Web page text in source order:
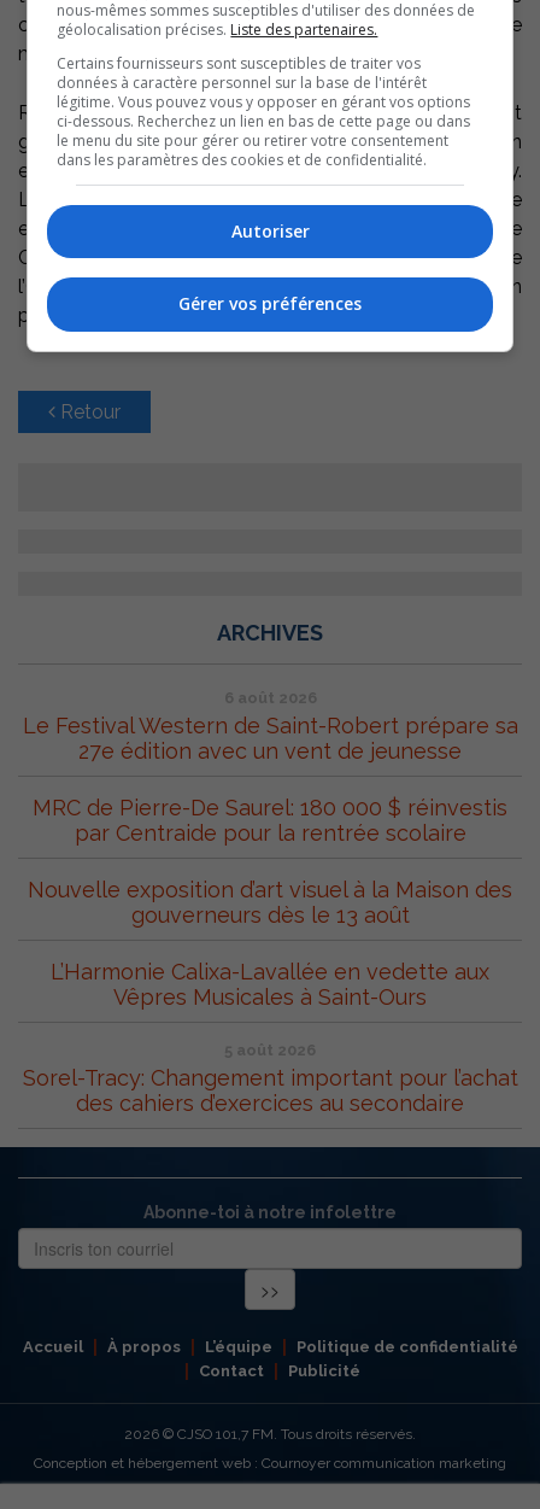
choses plus qu’en terme de performance » affirme
madame Arpin.
Rappelons que le service de raccompagnement est
gratuit, mais que les dons sont acceptés et vont en
entier à la Fondation du Cégep de Sorel-Tracy.
L’organisme contribue de multiples façons à la réussite
et à l’épanouissement des jeunes qui fréquentent le
Cégep de Sorel- Tracy. Plus vous utilisez les services de
l’Opération Nez rouge, plus les étudiants d’ici en
profitent.
Retour
ARCHIVES
6 août 2026
Le Festival Western de Saint-Robert prépare sa
27e édition avec un vent de jeunesse
MRC de Pierre-De Saurel: 180 000 $ réinvestis
par Centraide pour la rentrée scolaire
Nouvelle exposition d’art visuel à la Maison des
gouverneurs dès le 13 août
L’Harmonie Calixa-Lavallée en vedette aux
Vêpres Musicales à Saint-Ours
5 août 2026
Sorel-Tracy: Changement important pour l’achat
des cahiers d’exercices au secondaire
Abonne-toi à notre infolettre
Accueil À propos L’équipe
Politique de confidentialité
Contact
Publicité
2026 © CJSO 101,7 FM. Tous droits réservés.
Conception et hébergement web : Cournoyer communication marketing
nous-mêmes sommes susceptibles d'utiliser des données de
géolocalisation précises. Liste des partenaires.
Certains fournisseurs sont susceptibles de traiter vos
données à caractère personnel sur la base de l'intérêt
légitime. Vous pouvez vous y opposer en gérant vos options
ci-dessous. Recherchez un lien en bas de cette page ou dans
le menu du site pour gérer ou retirer votre consentement
dans les paramètres des cookies et de confidentialité.
Autoriser
Gérer vos préférences